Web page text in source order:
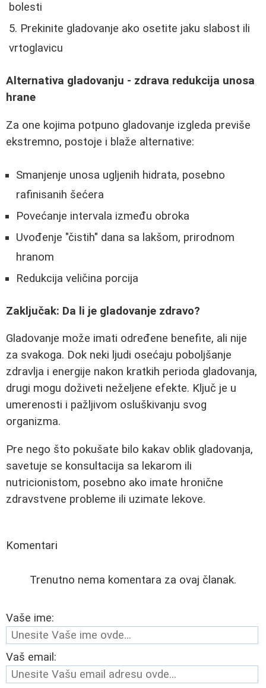
bolesti
Prekinite gladovanje ako osetite jaku slabost ili
vrtoglavicu
Alternativa gladovanju - zdrava redukcija unosa
hrane
Za one kojima potpuno gladovanje izgleda previše
ekstremno, postoje i blaže alternative:
Smanjenje unosa ugljenih hidrata, posebno
rafinisanih šećera
Povećanje intervala između obroka
Uvođenje "čistih" dana sa lakšom, prirodnom
hranom
Redukcija veličina porcija
Zaključak: Da li je gladovanje zdravo?
Gladovanje može imati određene benefite, ali nije
za svakoga. Dok neki ljudi osećaju poboljšanje
zdravlja i energije nakon kratkih perioda gladovanja,
drugi mogu doživeti neželjene efekte. Ključ je u
umerenosti i pažljivom osluškivanju svog
organizma.
Pre nego što pokušate bilo kakav oblik gladovanja,
savetuje se konsultacija sa lekarom ili
nutricionistom, posebno ako imate hronične
zdravstvene probleme ili uzimate lekove.
Komentari
Trenutno nema komentara za ovaj članak.
Vaše ime:
Vaš email: